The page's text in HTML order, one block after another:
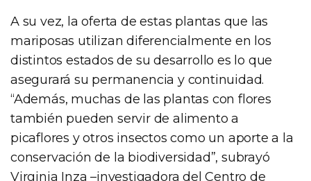
A su vez, la oferta de estas plantas que las
mariposas utilizan diferencialmente en los
distintos estados de su desarrollo es lo que
asegurará su permanencia y continuidad.
“Además, muchas de las plantas con flores
también pueden servir de alimento a
picaflores y otros insectos como un aporte a la
conservación de la biodiversidad”, subrayó
Virginia Inza –investigadora del Centro de